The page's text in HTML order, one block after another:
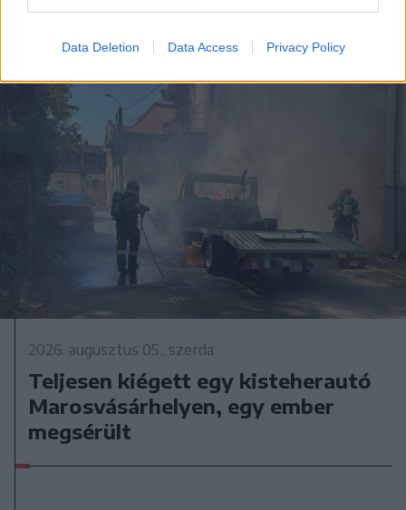
Data Deletion Data Access Privacy Policy
2026. augusztus 05., szerda
Teljesen kiégett egy kisteherautó
Marosvásárhelyen, egy ember
megsérült